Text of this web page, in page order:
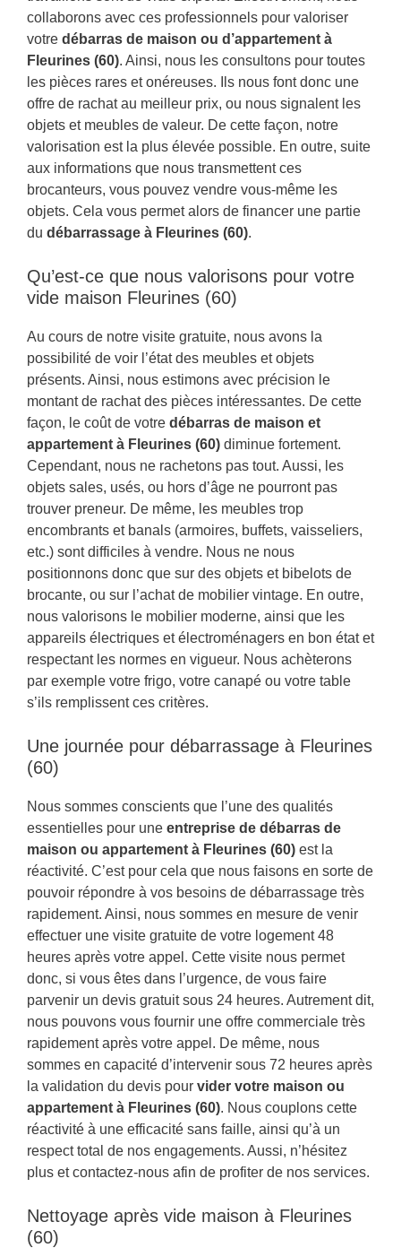
collaborons avec ces professionnels pour valoriser
votre débarras de maison ou d’appartement à
Fleurines (60). Ainsi, nous les consultons pour toutes
les pièces rares et onéreuses. Ils nous font donc une
offre de rachat au meilleur prix, ou nous signalent les
objets et meubles de valeur. De cette façon, notre
valorisation est la plus élevée possible. En outre, suite
aux informations que nous transmettent ces
brocanteurs, vous pouvez vendre vous-même les
objets. Cela vous permet alors de financer une partie
du débarrassage à Fleurines (60).
Qu’est-ce que nous valorisons pour votre
vide maison Fleurines (60)
Au cours de notre visite gratuite, nous avons la
possibilité de voir l’état des meubles et objets
présents. Ainsi, nous estimons avec précision le
montant de rachat des pièces intéressantes. De cette
façon, le coût de votre débarras de maison et
appartement à Fleurines (60) diminue fortement.
Cependant, nous ne rachetons pas tout. Aussi, les
objets sales, usés, ou hors d’âge ne pourront pas
trouver preneur. De même, les meubles trop
encombrants et banals (armoires, buffets, vaisseliers,
etc.) sont difficiles à vendre. Nous ne nous
positionnons donc que sur des objets et bibelots de
brocante, ou sur l’achat de mobilier vintage. En outre,
nous valorisons le mobilier moderne, ainsi que les
appareils électriques et électroménagers en bon état et
respectant les normes en vigueur. Nous achèterons
par exemple votre frigo, votre canapé ou votre table
s’ils remplissent ces critères.
Une journée pour débarrassage à Fleurines
(60)
Nous sommes conscients que l’une des qualités
essentielles pour une entreprise de débarras de
maison ou appartement à Fleurines (60) est la
réactivité. C’est pour cela que nous faisons en sorte de
pouvoir répondre à vos besoins de débarrassage très
rapidement. Ainsi, nous sommes en mesure de venir
effectuer une visite gratuite de votre logement 48
heures après votre appel. Cette visite nous permet
donc, si vous êtes dans l’urgence, de vous faire
parvenir un devis gratuit sous 24 heures. Autrement dit,
nous pouvons vous fournir une offre commerciale très
rapidement après votre appel. De même, nous
sommes en capacité d’intervenir sous 72 heures après
la validation du devis pour vider votre maison ou
appartement à Fleurines (60). Nous couplons cette
réactivité à une efficacité sans faille, ainsi qu’à un
respect total de nos engagements. Aussi, n’hésitez
plus et contactez-nous afin de profiter de nos services.
Nettoyage après vide maison à Fleurines
(60)